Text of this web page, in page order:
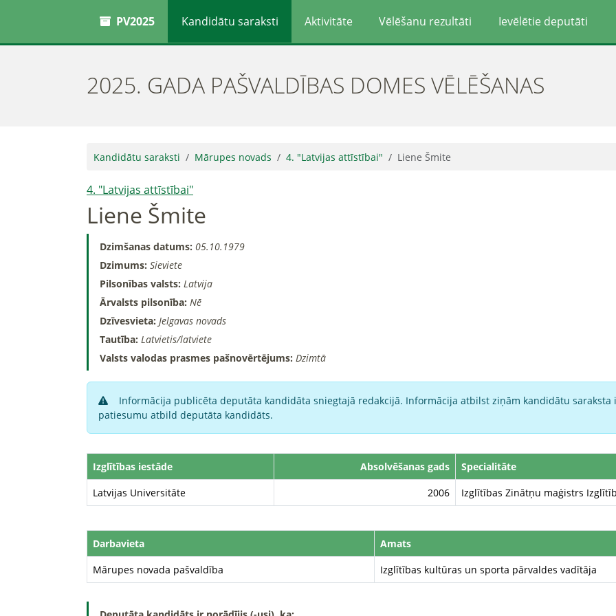
PV2025 Kandidātu saraksti Aktivitāte Vēlēšanu rezultāti Ievēlētie deputāti
2025. GADA PAŠVALDĪBAS DOMES VĒLĒŠANAS
Kandidātu saraksti Mārupes novads 4. "Latvijas attīstībai" Liene Šmite
4. "Latvijas attīstībai"
Liene Šmite
Dzimšanas datums: 05.10.1979
Dzimums: Sieviete
Pilsonības valsts: Latvija
Ārvalsts pilsonība: Nē
Dzīvesvieta: Jelgavas novads
Tautība: Latvietis/latviete
Valsts valodas prasmes pašnovērtējums: Dzimtā
Informācija publicēta deputāta kandidāta sniegtajā redakcijā. Informācija atbilst ziņām kandidātu saraksta
patiesumu atbild deputāta kandidāts.
Izglītības iestāde Absolvēšanas gads
Specialitāte
Latvijas Universitāte
2006 Izglītības Zinātņu maģistrs
Darbavieta
Amats
Mārupes novada pašvaldība
Izglītības kultūras un sporta pārvaldes vadītāja